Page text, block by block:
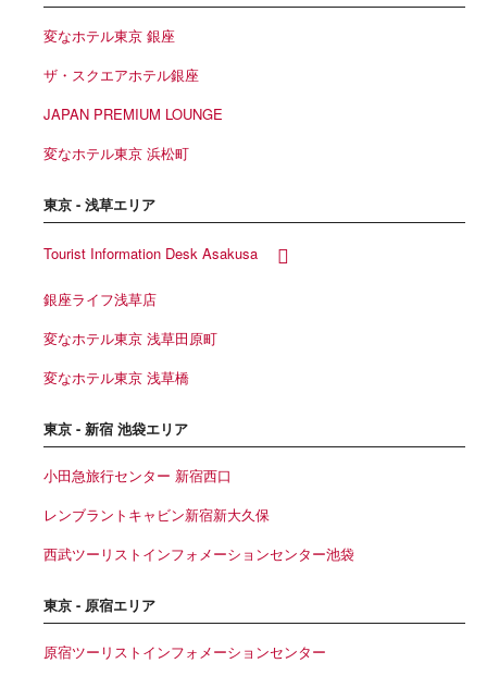
変なホテル東京 銀座
ザ・スクエアホテル銀座
JAPAN PREMIUM LOUNGE
変なホテル東京 浜松町
東京 - 浅草エリア
Tourist Information Desk Asakusa
銀座ライフ浅草店
変なホテル東京 浅草田原町
変なホテル東京 浅草橋
東京 - 新宿 池袋エリア
小田急旅行センター 新宿西口
レンブラントキャビン新宿新大久保
西武ツーリストインフォメーションセンター池袋
東京 - 原宿エリア
原宿ツーリストインフォメーションセンター